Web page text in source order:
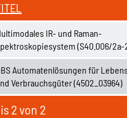
IR- und Raman-
(S40.006/2a-
Automatenlösungen für
Verbrauchsgüter (4502_03964)
2 von 2